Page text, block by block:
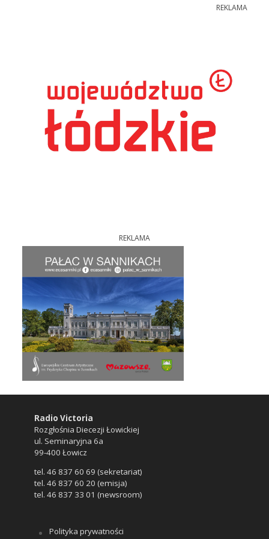
REKLAMA
REKLAMA
Radio Victoria
Rozgłośnia Diecezji Łowickiej
ul. Seminaryjna 6a
99-400 Łowicz
tel. 46 837 60 69 (sekretariat)
tel. 46 837 60 20 (emisja)
tel. 46 837 33 01 (newsroom)
Polityka prywatności